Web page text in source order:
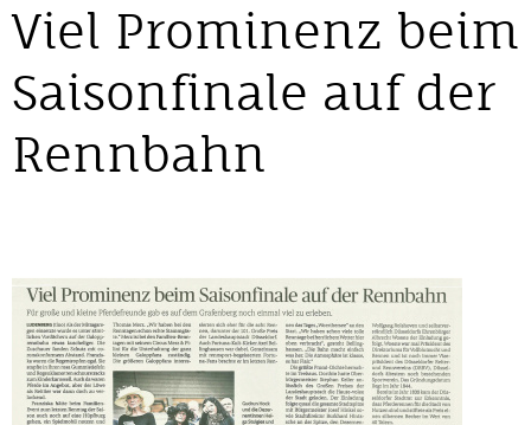
Viel Prominenz beim
Saisonfinale auf der
Rennbahn